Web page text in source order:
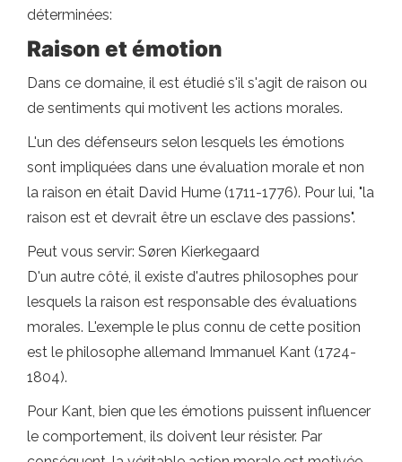
déterminées:
Raison et émotion
Dans ce domaine, il est étudié s'il s'agit de raison ou
de sentiments qui motivent les actions morales.
L'un des défenseurs selon lesquels les émotions
sont impliquées dans une évaluation morale et non
la raison en était David Hume (1711-1776). Pour lui, "la
raison est et devrait être un esclave des passions".
Peut vous servir: Søren Kierkegaard
D'un autre côté, il existe d'autres philosophes pour
lesquels la raison est responsable des évaluations
morales. L'exemple le plus connu de cette position
est le philosophe allemand Immanuel Kant (1724-
1804).
Pour Kant, bien que les émotions puissent influencer
le comportement, ils doivent leur résister. Par